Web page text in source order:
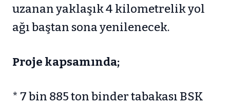
uzanan yaklaşık 4 kilometrelik yol
ağı baştan sona yenilenecek.
Proje kapsamında;
* 7 bin 885 ton binder tabakası BSK